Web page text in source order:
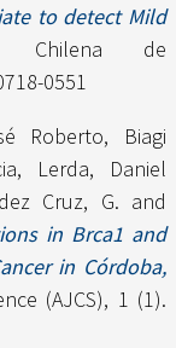
to detect Mild
Chilena de
0551
Roberto, Biagi
, Lerda, Daniel
Cruz, G. and
in Brca1 and
in Córdoba,
(AJCS), 1 (1).